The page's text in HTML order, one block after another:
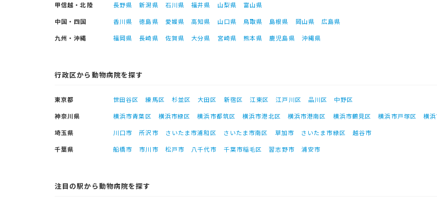
甲信越・北陸
長野県 新潟県 石川県 福井県 山梨県
富山県
中国・四国
香川県 徳島県 愛媛県 高知県 山口県 鳥取県 島根県 岡山県
広島県
九州・沖縄
福岡県 長崎県 佐賀県 大分県 宮崎県 熊本県 鹿児島県 沖縄県
行政区から動物病院を探す
東京都 世田谷区 練馬区 杉並区 大田区 新宿区 江東区 江戸川区 品川区
中野区
神奈川県
横浜市青葉区 横浜市緑区 横浜市都筑区 横浜市港北区 横浜市港南区 横浜市鶴見区 横浜市戸塚区
横
埼玉県
川口市 所沢市 さいたま市浦和区 さいたま市南区 草加市 さいたま市緑区
越谷市
千葉県
船橋市 市川市 松戸市 八千代市 千葉市稲毛区 習志野市 浦安市
注目の駅から動物病院を探す